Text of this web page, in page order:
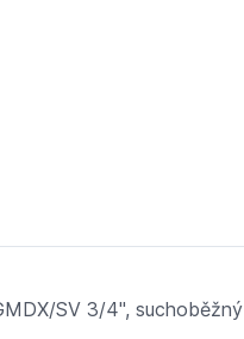
SV 3/4", suchoběžný